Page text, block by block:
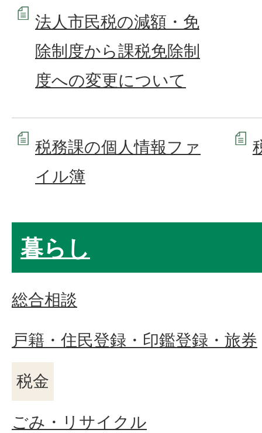
法人市民税の減額・免
除制度から課税免除制
度への変更について
税務課の個人情報ファ
イル簿
暮らし
総合相談
戸籍・住民登録・印鑑登録・旅券
税金
ごみ・リサイクル